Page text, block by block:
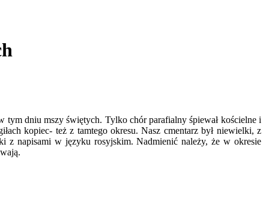
tym dniu mszy świętych. Tylko chór parafialny śpiewał kościelne i
kopiec- też z tamtego okresu. Nasz cmentarz był niewielki, z
z na­pisami w języku rosyjskim. Nadmienić nale­ży, że w okresie